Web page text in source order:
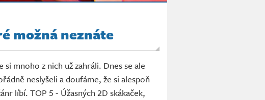
možná neznáte
si mnoho z nich už zahráli. Dnes se ale
neslyšeli a doufáme, že si alespoň
líbí. TOP 5 - Úžasných 2D skákaček,